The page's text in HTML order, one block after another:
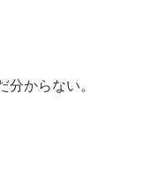
分からない。